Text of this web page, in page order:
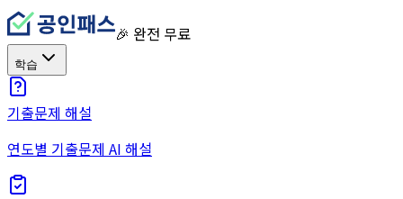
🎉 완전 무료
학습
기출문제 해설
연도별 기출문제 AI 해설